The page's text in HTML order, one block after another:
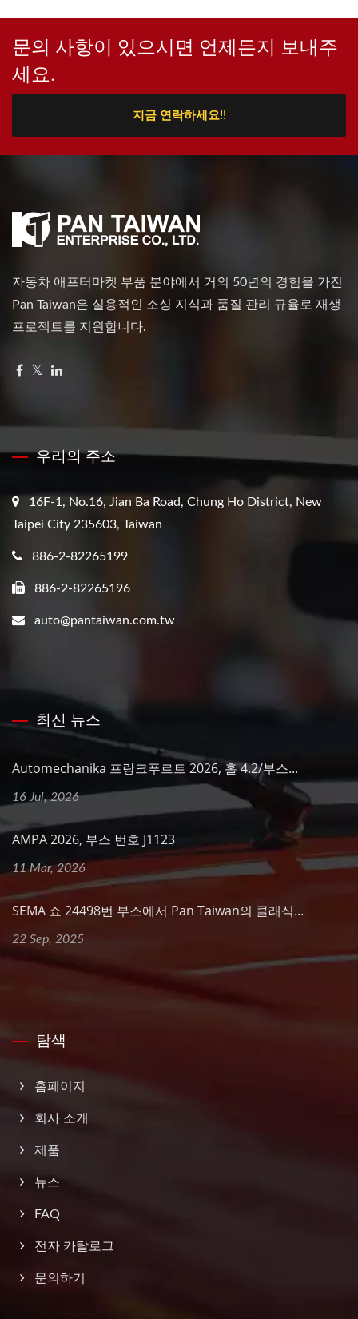
문의 사항이 있으시면 언제든지 보내주
세요.
지금 연락하세요!!
자동차 애프터마켓 부품 분야에서 거의 50년의 경험을 가진
Pan Taiwan은 실용적인 소싱 지식과 품질 관리 규율로 재생
프로젝트를 지원합니다.
우리의 주소
16F-1, No.16, Jian Ba Road, Chung Ho District, New
Taipei City 235603, Taiwan
886-2-82265199
886-2-82265196
auto@pantaiwan.com.tw
최신 뉴스
Automechanika 프랑크푸르트 2026, 홀 4.2/부스...
16 Jul, 2026
AMPA 2026, 부스 번호 J1123
11 Mar, 2026
SEMA 쇼 24498번 부스에서 Pan Taiwan의 클래식...
22 Sep, 2025
탐색
홈페이지
회사 소개
제품
뉴스
FAQ
전자 카탈로그
문의하기